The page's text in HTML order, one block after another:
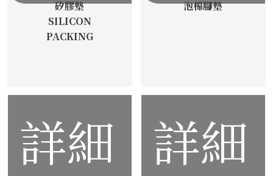
矽膠墊
SILICON
PACKING
泡棉腳墊
詳細 詳細